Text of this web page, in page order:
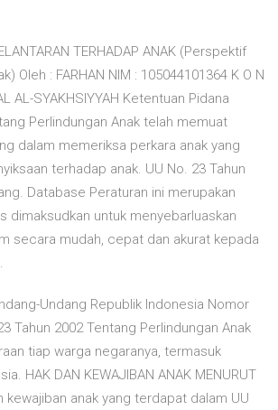
TERHADAP ANAK (Perspektif
Oleh : FARHAN NIM : 105044101364 K O N
AL-SYAKHSIYYAH Ketentuan Pidana
Perlindungan Anak telah memuat
dalam memeriksa perkara anak yang
terhadap anak. UU No. 23 Tahun
Database Peraturan ini merupakan
dimaksudkan untuk menyebarluaskan
secara mudah, cepat dan akurat kepada
Undang Republik Indonesia Nomor
Tahun 2002 Tentang Perlindungan Anak
tiap warga negaranya, termasuk
HAK DAN KEWAJIBAN ANAK MENURUT
kewajiban anak yang terdapat dalam UU